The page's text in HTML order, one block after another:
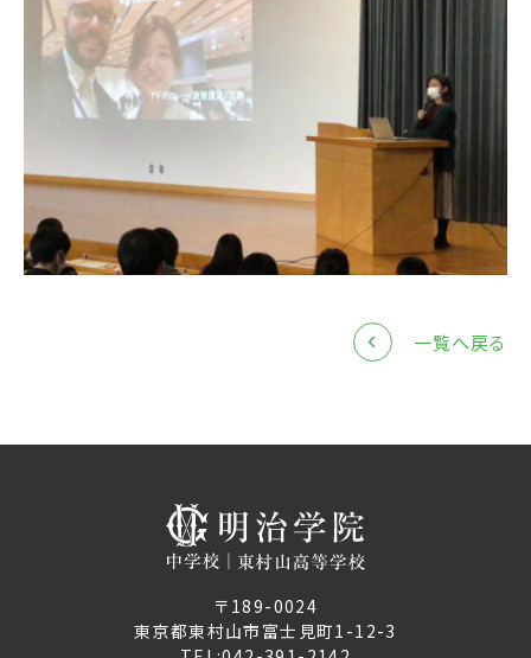
一覧へ戻る
〒189-0024
東京都東村山市富士見町1-12-3